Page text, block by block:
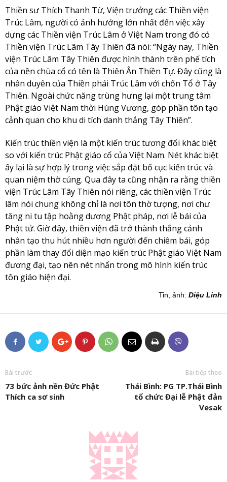
Thiền sư Thích Thanh Từ, Viện trưởng các Thiền viện
Trúc Lâm, người có ảnh hưởng lớn nhất đến việc xây
dựng các Thiền viện Trúc Lâm ở Việt Nam trong đó có
Thiền viện Trúc Lâm Tây Thiên đã nói: “Ngày nay, Thiền
viện Trúc Lâm Tây Thiên được hình thành trên phế tích
của nền chùa cổ có tên là Thiên Ân Thiền Tự. Đây cũng là
nhân duyên của Thiền phái Trúc Lâm với chốn Tổ ở Tây
Thiên. Ngoài chức năng trùng hưng lại một trung tâm
Phật giáo Việt Nam thời Hùng Vương, góp phần tôn tạo
cảnh quan cho khu di tích danh thắng Tây Thiên”.
Kiến trúc thiền viện là một kiến trúc tương đối khác biệt
so với kiến trúc Phật giáo cổ của Việt Nam. Nét khác biệt
ấy lại là sự hợp lý trong việc sắp đặt bố cục kiến trúc và
quan niệm thờ cúng. Qua đây ta cũng nhận ra rằng thiền
viện Trúc Lâm Tây Thiên nói riêng, các thiền viện Trúc
lâm nói chung không chỉ là nơi tôn thờ tượng, nơi chư
tăng ni tu tập hoằng dương Phật pháp, nơi lễ bái của
Phật tử. Giờ đây, thiền viện đã trở thành thắng cảnh
nhân tạo thu hút nhiều hơn người đến chiêm bái, góp
phần làm thay đổi diện mạo kiến trúc Phật giáo Việt Nam
đương đại, tạo nên nét nhấn trong mô hình kiến trúc
tôn giáo hiện đại.
Tin, ảnh: Diệu Linh
Bài trước
73 bức ảnh nền Đức Phật
Thích ca sơ sinh
Bài tiếp theo
Thái Bình: PG TP.Thái Bình
tổ chức Đại lễ Phật đản
Vesak